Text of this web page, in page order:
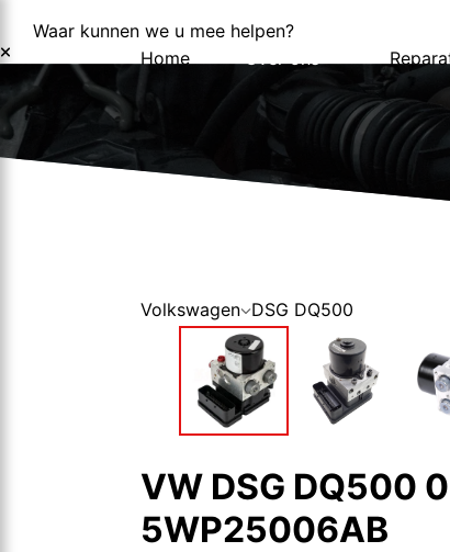
Waar kunnen we u mee helpen?
Home
Volkswagen DSG DQ500
VW DSG DQ500
5WP25006AB